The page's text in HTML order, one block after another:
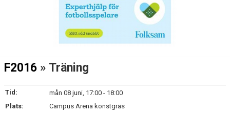
F2016 » Träning
Tid:
mån 08 juni, 17:00 - 18:00
Plats:
Campus Arena konstgräs